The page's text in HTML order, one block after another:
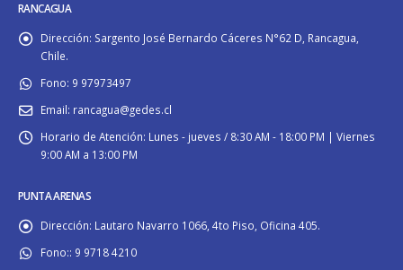
RANCAGUA
Dirección: Sargento José Bernardo Cáceres N°62 D, Rancagua,
Chile.
Fono: 9 97973497
Email: rancagua@gedes.cl
Horario de Atención: Lunes - jueves / 8:30 AM - 18:00 PM | Viernes
9:00 AM a 13:00 PM
PUNTA ARENAS
Dirección: Lautaro Navarro 1066, 4to Piso, Oficina 405.
Fono:: 9 9718 4210